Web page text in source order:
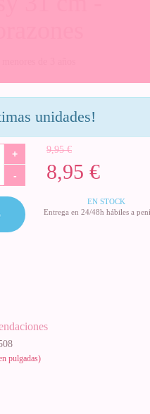
unidades!
9,95 €
8,95 €
+
-
EN STOCK
Entrega en 24/48h hábiles a
pulgadas)